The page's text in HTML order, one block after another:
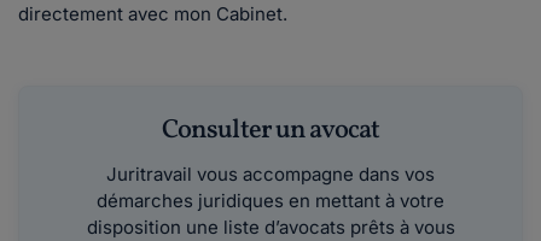
directement avec mon Cabinet.
Consulter un avocat
Juritravail vous accompagne dans vos
démarches juridiques en mettant à votre
disposition une liste d’avocats prêts à vous